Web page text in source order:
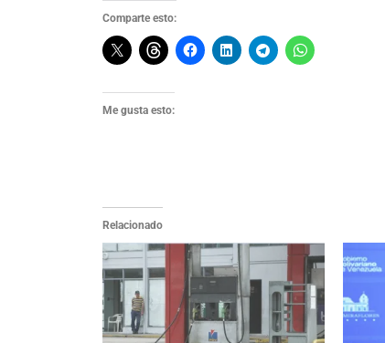
Comparte esto:
Me gusta esto:
Relacionado